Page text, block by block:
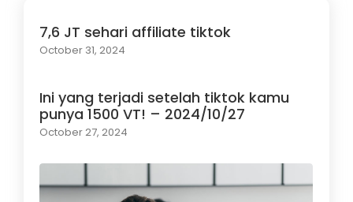
7,6 JT sehari affiliate tiktok
October 31, 2024
Ini yang terjadi setelah tiktok kamu
punya 1500 VT! – 2024/10/27
October 27, 2024